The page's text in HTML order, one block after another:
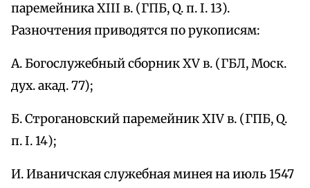
паремейника XIII в. (ГПБ, Q. п. I. 13).
Разночтения приводятся по рукописям:
А. Богослужебный сборник XV в. (ГБЛ, Моск.
дух. акад. 77);
Б. Строгановский паремейник XIV в. (ГПБ, Q.
п. I. 14);
И. Иваничская служебная минея на июль 1547